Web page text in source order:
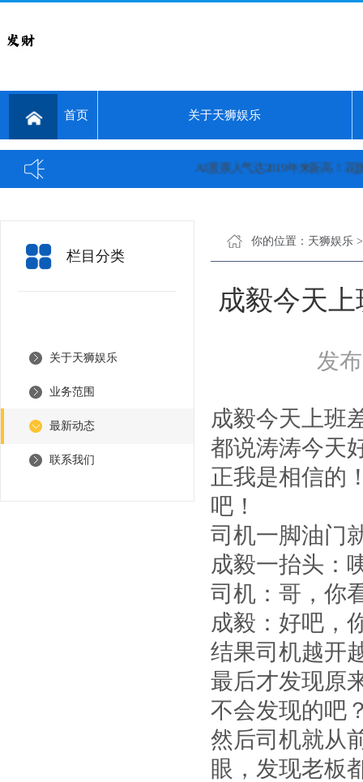
首页 关于天狮娱乐
AI股票人气达2019年来新高！花旗
栏目分类
关于天狮娱乐
业务范围
最新动态
联系我们
你的位置： 天狮娱乐
成毅今天
发
成毅今天上班
都说涛涛今天
正我是相信的
吧！
司机一脚油门
成毅一抬头：
司机：哥，你
成毅：好吧，
结果司机越开
最后才发现原
不会发现的吧
然后司机就从
眼，发现老板